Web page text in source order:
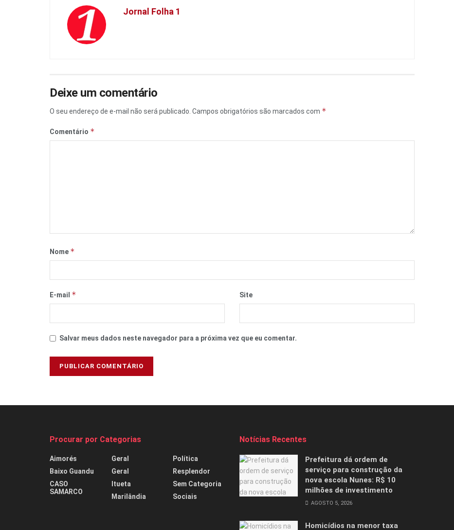
Jornal Folha 1
Deixe um comentário
O seu endereço de e-mail não será publicado. Campos obrigatórios são marcados com *
Comentário *
Nome *
E-mail * Site
Salvar meus dados neste navegador para a próxima vez que eu comentar.
Procurar por Categorias
Aimorés
Baixo Guandu
CASO
SAMARCO
Geral
Geral
Itueta
Marilândia
Política
Resplendor
Sem Categoria
Sociais
Notícias Recentes
Prefeitura dá ordem de
serviço para construção da
nova escola Nunes: R$ 10
milhões de investimento
AGOSTO 5, 2026
Homicídios na menor taxa